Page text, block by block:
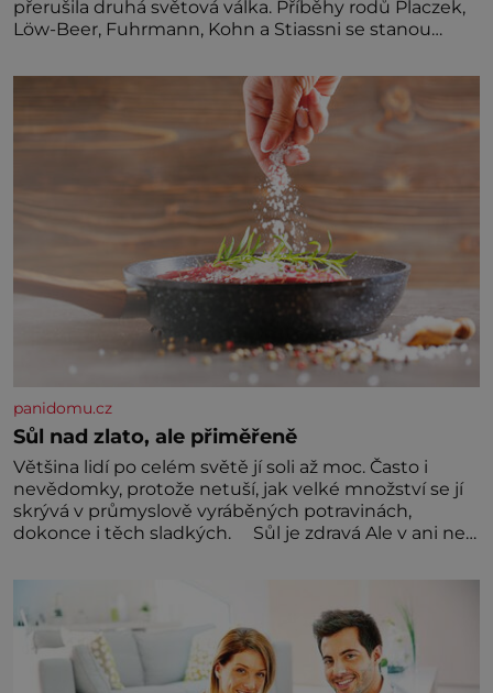
přerušila druhá světová válka. Příběhy rodů Placzek,
Löw-Beer, Fuhrmann, Kohn a Stiassni se stanou
židovské kultury ŠTETL FEST 2026. Některé návraty
nejsou jednoduché. Místa, která si člověk pamatuje z
rodinných vyprávění, už dávno
panidomu.cz
Sůl nad zlato, ale přiměřeně
Většina lidí po celém světě jí soli až moc. Často i
nevědomky, protože netuší, jak velké množství se jí
skrývá v průmyslově vyráběných potravinách,
dokonce i těch sladkých. Sůl je zdravá Ale v ani ne
běžné. Její základní složky– sodík a chlór – jsou